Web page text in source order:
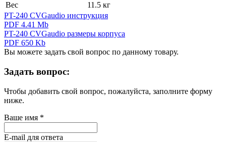
Вес
11.5 кг
PT-240 CVGaudio инструкция
PDF 4.41 Mb
PT-240 CVGaudio размеры корпуса
PDF 650 Kb
Вы можете задать свой вопрос по данному товару.
Задать вопрос:
Чтобы добавить свой вопрос, пожалуйста, заполните форму
ниже.
Ваше имя *
E-mail для ответа